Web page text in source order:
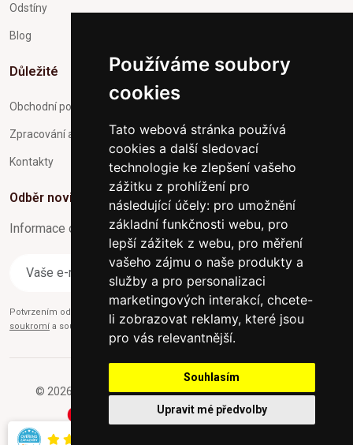
Používáme soubory
cookies
Tato webová stránka používá
cookies a další sledovací
technologie ke zlepšení vašeho
zážitku z prohlížení pro
následující účely: pro umožnění
základní funkčnosti webu, pro
lepší zážitek z webu, pro měření
vašeho zájmu o naše produkty a
služby a pro personalizaci
marketingových interakcí, chcete-
li zobrazovat reklamy, které jsou
pro vás relevantnější.
Souhlasím
Upravit mé předvolby
Odstíny
Blog
Důležité
Obchodní podmínky
Zpracování a ochrana osobních údajů
Kontakty
Odběr novinek
Informace o Novinkách a užitečné rady max. 1x za týden
Odebírat
Potvrzením odběru současně souhlasíte s našimi podmínkami o
soukromí a současně nám udělujete souhlas se zasíláním obchodních e-mailů.
© 2026 Furniture-nabytek.cz - Všechna práva vyhrazena.